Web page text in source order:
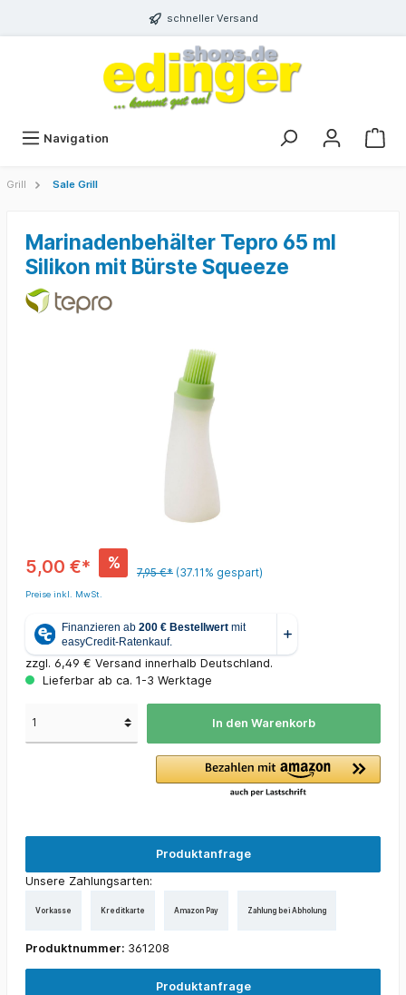
schneller Versand
Navigation
Grill Sale Grill
Marinadenbehälter Tepro 65 ml
Silikon mit Bürste Squeeze
5,00 €* %
7,95 €* (37.11% gespart)
Preise inkl. MwSt.
zzgl. 6,49 € Versand innerhalb Deutschland.
Lieferbar ab ca. 1-3 Werktage
In den Warenkorb
Produktanfrage
Unsere Zahlungsarten:
Vorkasse Kreditkarte Amazon Pay Zahlung bei Abholung
Produktnummer: 361208
Produktanfrage